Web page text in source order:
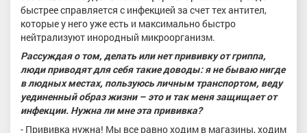
быстрее справляется с инфекцией за счет тех антител,
которые у него уже есть и максимально быстро
нейтрализуют инородный микроорганизм.
Рассуждая о том, делать или нет прививку от гриппа,
люди приводят для себя такие доводы: я не бываю нигде
в людных местах, пользуюсь личным транспортом, веду
уединенный образ жизни – это и так меня защищает от
инфекции. Нужна ли мне эта прививка?
- Прививка нужна! Мы все равно ходим в магазины, ходим